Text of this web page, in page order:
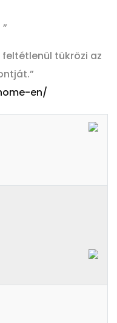
tükrözi az
en/